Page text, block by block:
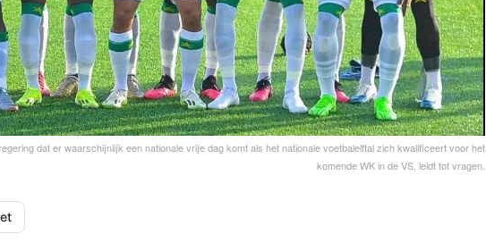
dat er waarschijnlijk een nationale vrije dag komt als het nationale voetbalelftal zich kwalificeert voor het
komende WK in de VS, leidt tot vragen.